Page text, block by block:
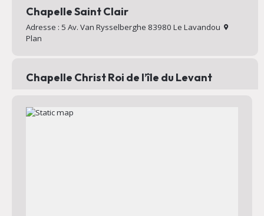
Chapelle Saint Clair
Adresse : 5 Av. Van Rysselberghe 83980 Le Lavandou
Plan
Chapelle Christ Roi de l’île du Levant